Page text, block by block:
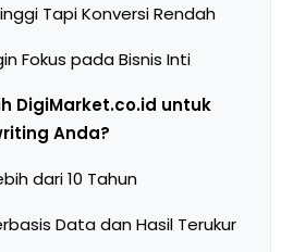
Tapi Konversi Rendah
Fokus pada Bisnis Inti
DigiMarket.co.id untuk
Anda?
dari 10 Tahun
Data dan Hasil Terukur